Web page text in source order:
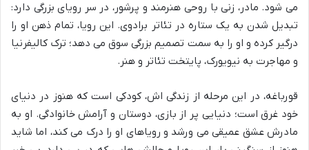
می شود. مادر، زنی با روحی هنرمند و پرشور، در سر رویای بزرگی دارد:
تبدیل شدن به یک ستاره در تئاتر برادوی. این رویا، تمام ذهن او را
درگیر کرده و او را به سمت تصمیم بزرگی سوق می دهد؛ ترک کالیفرنیا
و مهاجرت به نیویورک، پایتخت تئاتر و هنر.
قورباغه، در این مرحله از زندگی اش، کودکی است که هنوز در دنیای
خود غرق است؛ دنیایی پر از بازی، دوستان و آرامش خانوادگی. او به
مادرش عشق عمیقی می ورشد و رویاهای او را درک می کند، اما شاید